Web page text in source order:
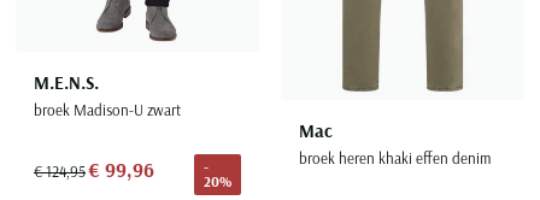
M.E.N.S.
broek Madison-U zwart
€ 124,95€ 99,96
-
20%
Mac
broek heren khaki effen denim